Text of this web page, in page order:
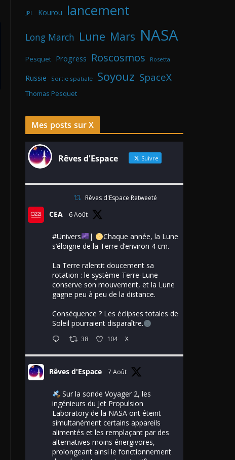
JPL Kourou lancement
Long March Lune Mars NASA
Pesquet Progress Roscosmos Rosetta
Russie Sortie spatiale Soyouz SpaceX
Thomas Pesquet
Mes posts sur X
Rêves d'Espace Suivre
Rêves d'Espace Retweeté
CEA 6 Août
#Univers |
Chaque année, la Lune
s’éloigne de la Terre d’environ 4 cm.
La Terre ralentit doucement sa
rotation : le système Terre-Lune
conserve son mouvement, et la Lune
gagne peu à peu de la distance.
Conséquence ? Les éclipses totales de
Soleil pourraient disparaître.
38 104 X
Rêves d'Espace 7 Août
Sur la sonde Voyager 2, les
ingénieurs du Jet Propulsion
Laboratory de la NASA ont éteint
simultanément certains appareils
alimentés et les remplaçant par des
alternatives moins énergivores,
prolongeant ainsi le fonctionnement